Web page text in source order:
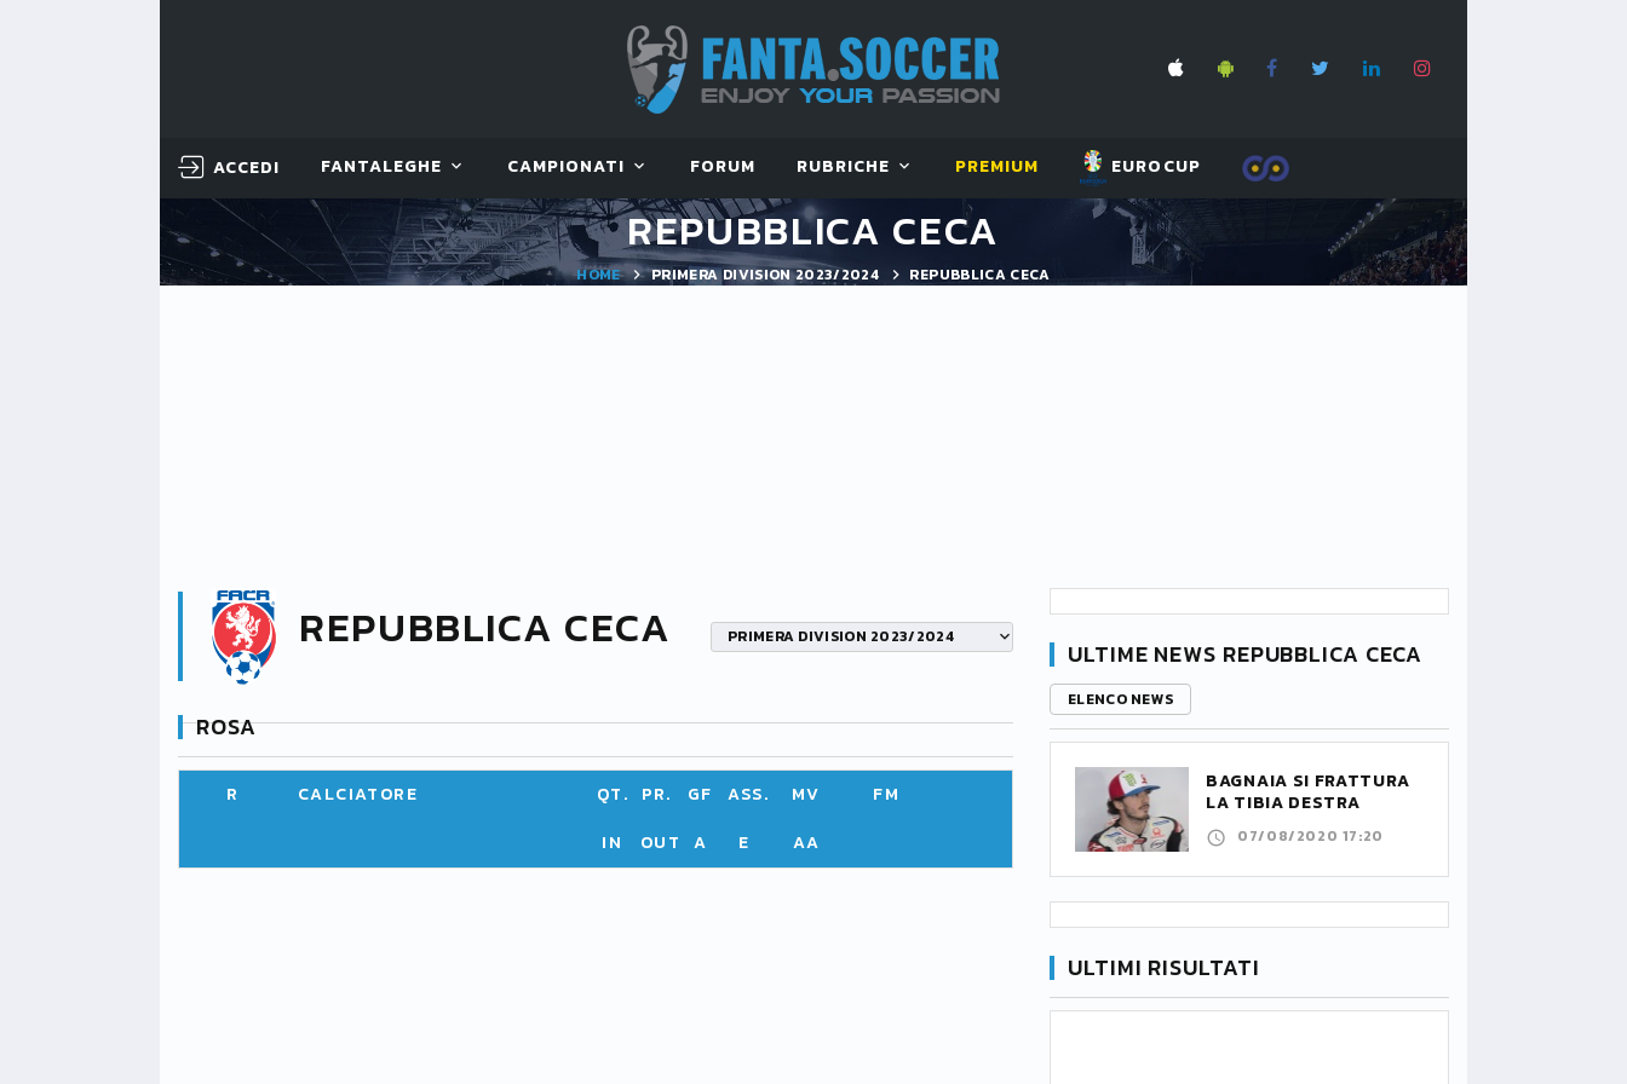
ACCEDI FANTALEGHE CAMPIONATI FORUM RUBRICHE PREMIUM EUROCUP
REPUBBLICA CECA
HOME PRIMERA DIVISION 2023/2024 REPUBBLICA CECA
REPUBBLICA CECA PRIMERA DIVISION 2023/2024
ROSA
R CALCIATORE QT. PR. GF ASS. MV
FM
IN
OUT A E AA
ULTIME NEWS REPUBBLICA CECA
ELENCO NEWS
BAGNAIA SI FRATTURA
LA TIBIA DESTRA
07/08/2020 17:20
ULTIMI RISULTATI